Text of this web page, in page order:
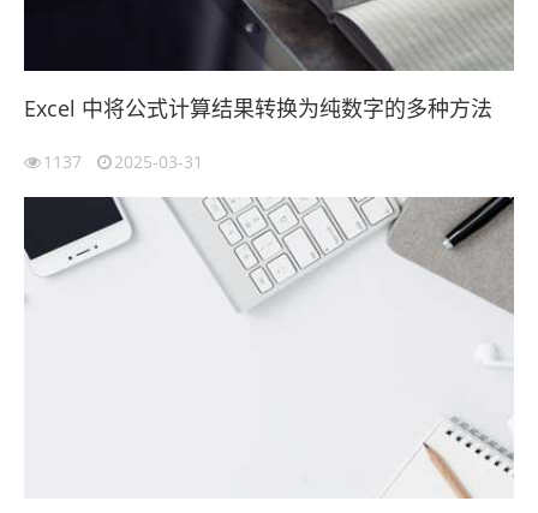
Excel 中将公式计算结果转换为纯数字的多种方法
1137 2025-03-31